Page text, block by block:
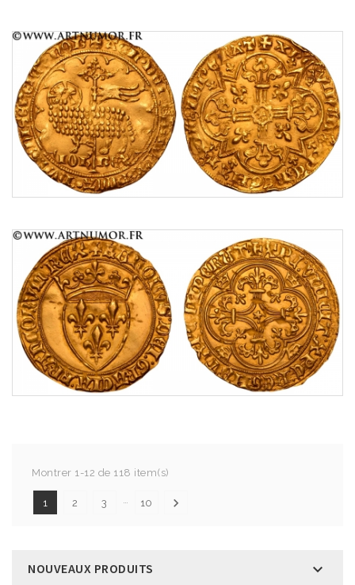
Montrer 1-12 de 118 item(s)
1 2 3 … 10 
NOUVEAUX PRODUITS 